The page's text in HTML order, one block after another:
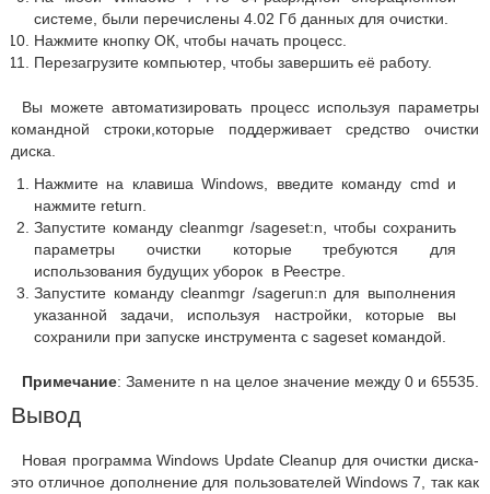
системе, были перечислены 4.02 Гб данных для очистки.
Нажмите кнопку ОК, чтобы начать процесс.
Перезагрузите компьютер, чтобы завершить её работу.
Вы можете автоматизировать процесс используя параметры
командной строки,которые поддерживает средство очистки
диска.
Нажмите на клавиша Windows, введите команду cmd и
нажмите return.
Запустите команду cleanmgr /sageset:n, чтобы сохранить
параметры очистки которые требуются для
использования будущих уборок в Реестре.
Запустите команду cleanmgr /sagerun:n для выполнения
указанной задачи, используя настройки, которые вы
сохранили при запуске инструмента с sageset командой.
Примечание: Замените n на целое значение между 0 и 65535.
Вывод
Новая программа Windows Update Cleanup для очистки диска-
это отличное дополнение для пользователей Windows 7, так как